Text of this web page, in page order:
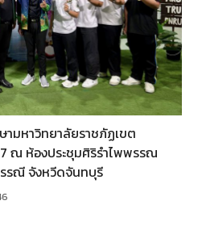
มหาวิทยาลัยราชภัฏเขต
ณ ห้องประชุมศิริรำไพพรรณ
รณี จังหวีดจันทบุรี